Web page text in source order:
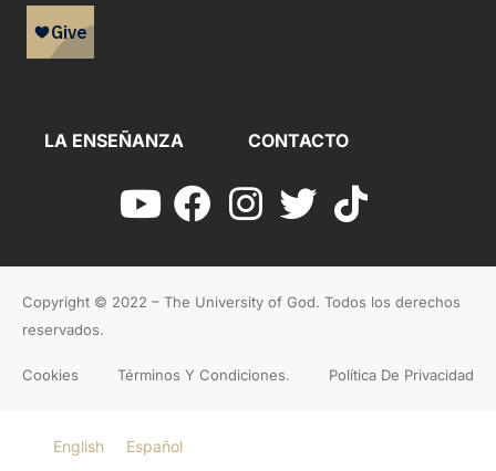
LA ENSEÑANZA CONTACTO
Copyright © 2022 – The University of God. Todos los derechos
reservados.
Cookies Términos Y Condiciones. Política De Privacidad
English Español